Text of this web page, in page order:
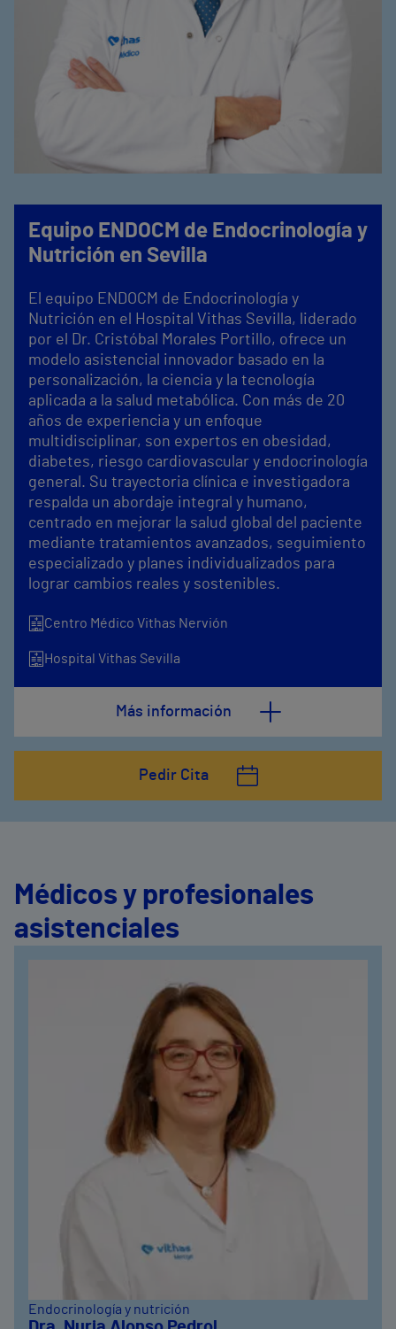
Equipo ENDOCM de Endocrinología y
Nutrición en Sevilla
El equipo ENDOCM de Endocrinología y
Nutrición en el Hospital Vithas Sevilla, liderado
por el Dr. Cristóbal Morales Portillo, ofrece un
modelo asistencial innovador basado en la
personalización, la ciencia y la tecnología
aplicada a la salud metabólica. Con más de 20
años de experiencia y un enfoque
multidisciplinar, son expertos en obesidad,
diabetes, riesgo cardiovascular y endocrinología
general. Su trayectoria clínica e investigadora
respalda un abordaje integral y humano,
centrado en mejorar la salud global del paciente
mediante tratamientos avanzados, seguimiento
especializado y planes individualizados para
lograr cambios reales y sostenibles.
Centro Médico Vithas Nervión
Hospital Vithas Sevilla
Más información
Pedir Cita
Médicos y profesionales
asistenciales
Endocrinología y nutrición